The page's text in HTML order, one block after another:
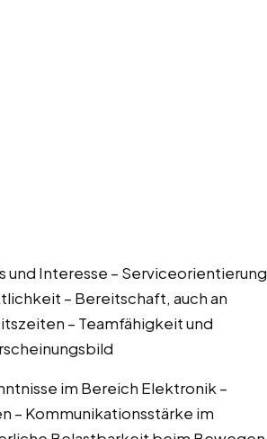
und Interesse – Serviceorientierung
– Bereitschaft, auch an
– Teamfähigkeit und
im Bereich Elektronik –
– Kommunikationsstärke im